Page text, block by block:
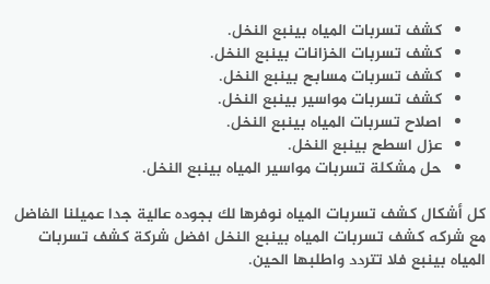
كشف تسربات المياه بينبع النخل.
كشف تسربات الخزانات بينبع النخل.
كشف تسربات مسابح بينبع النخل.
كشف تسربات مواسير بينبع النخل.
اصلاح تسربات المياه بينبع النخل.
عزل اسطح بينبع النخل.
حل مشكلة تسربات مواسير المياه بينبع النخل.
كل أشكال كشف تسربات المياه نوفرها لك بجوده عالية جدا عميلنا الفاضل
مع شركه كشف تسربات المياه بينبع النخل افضل شركة كشف تسربات
المياه بينبع فلا تتردد واطلبها الحين.